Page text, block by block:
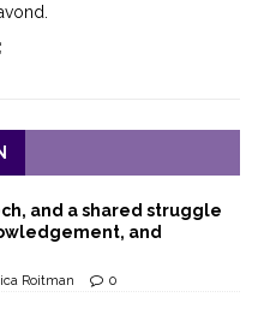
and a shared struggle
and
Roitman 0